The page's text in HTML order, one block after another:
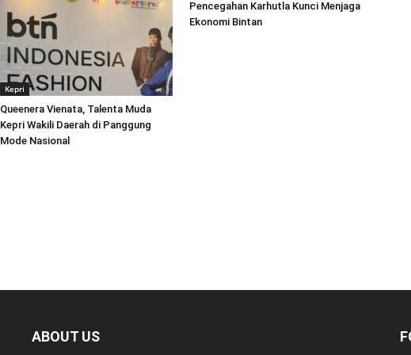
Kepri
Queenera Vienata, Talenta Muda
Kepri Wakili Daerah di Panggung
Mode Nasional
Pencegahan Karhutla Kunci Menjaga
Ekonomi Bintan
ABOUT US